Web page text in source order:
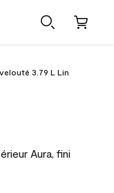
3.79 L Lin